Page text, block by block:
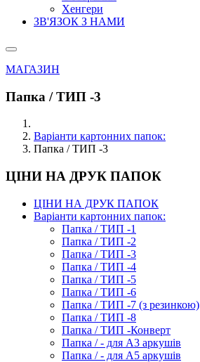
Хенгери
ЗВ'ЯЗОК З НАМИ
МАГАЗИН
Папка / ТИП -3
Варіанти картонних папок:
Папка / ТИП -3
ЦІНИ НА ДРУК ПАПОК
ЦІНИ НА ДРУК ПАПОК
Варіанти картонних папок:
Папка / ТИП -1
Папка / ТИП -2
Папка / ТИП -3
Папка / ТИП -4
Папка / ТИП -5
Папка / ТИП -6
Папка / ТИП -7 (з резинкою)
Папка / ТИП -8
Папка / ТИП -Конверт
Папка / - для А3 аркушів
Папка / - для А5 аркушів